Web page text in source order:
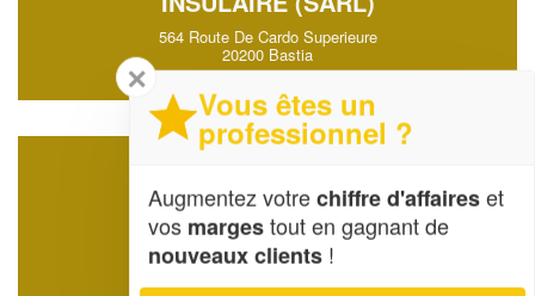
564 Route De Cardo Superieure
20200 Bastia
SOCIÉTÉ PEYROT JEAN
Marinacce
20200 Bastia
✕
Vous êtes un
professionnel ?
Augmentez votrechiffre d'affaireset
vos margestout en gagnant de
nouveaux clients !